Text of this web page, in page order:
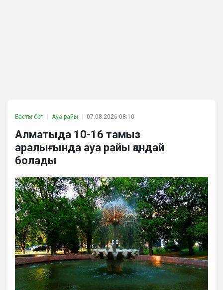
Басты бет Ауа райы 07.08.2026 08:10
Алматыда 10-16 тамыз
аралығында ауа райы қандай
болады